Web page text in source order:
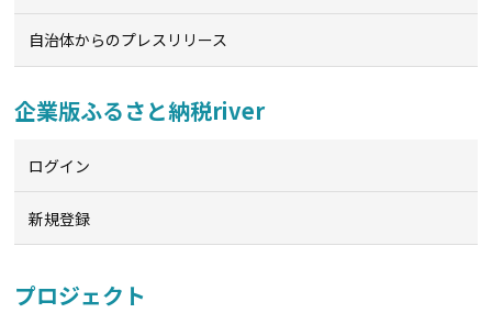
自治体からのプレスリリース
企業版ふるさと納税river
ログイン
新規登録
プロジェクト